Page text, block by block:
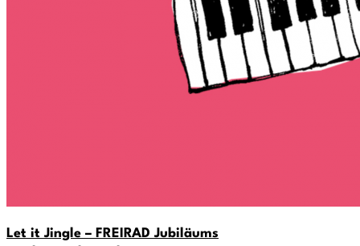
Let it Jingle – FREIRAD Jubiläums